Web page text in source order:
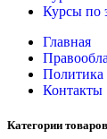
Курсы по
Главная
Политика
Контакты
Категории товаров